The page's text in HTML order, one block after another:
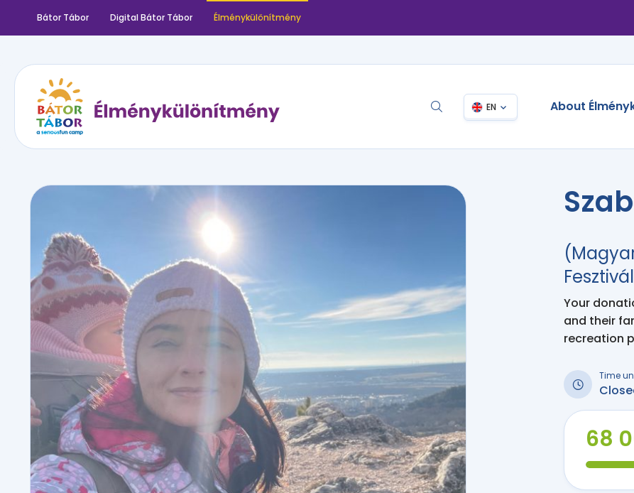
Bátor Tábor Digital Bátor Tábor Élménykülönítmény
EN About
Fesztivál
Your
and their
recreation
Time
68